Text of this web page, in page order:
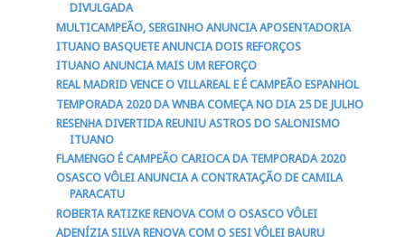
DIVULGADA
MULTICAMPEÃO, SERGINHO ANUNCIA APOSENTADORIA
ITUANO BASQUETE ANUNCIA DOIS REFORÇOS
ITUANO ANUNCIA MAIS UM REFORÇO
REAL MADRID VENCE O VILLAREAL E É CAMPEÃO ESPANHOL
TEMPORADA 2020 DA WNBA COMEÇA NO DIA 25 DE JULHO
RESENHA DIVERTIDA REUNIU ASTROS DO SALONISMO
ITUANO
FLAMENGO É CAMPEÃO CARIOCA DA TEMPORADA 2020
OSASCO VÔLEI ANUNCIA A CONTRATAÇÃO DE CAMILA
PARACATU
ROBERTA RATIZKE RENOVA COM O OSASCO VÔLEI
ADENÍZIA SILVA RENOVA COM O SESI VÔLEI BAURU